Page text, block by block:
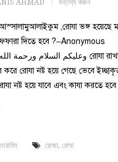
AHMAD মন্তব্য করুন
,রোযা ভঙ্গ হয়েছে
দিতে হবে ?–Anonymous
রোযা নষ্ট হয়ে গেছে ভেবে
নষ্ট হয়ে যাবে এবং কাযা করতে
রোজা, রোযা